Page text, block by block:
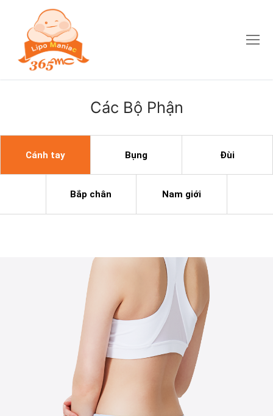
Các Bộ Phận
Cánh tay Bụng Đùi
Bắp chân Nam giới